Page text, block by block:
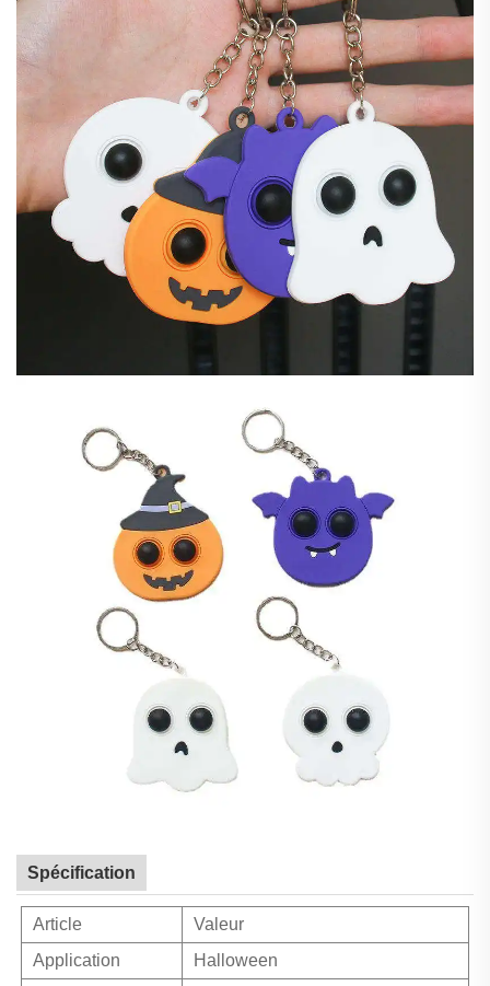
Spécification
Article
Valeur
Application
Halloween